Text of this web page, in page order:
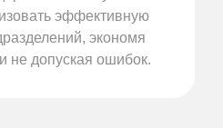
эффективную
экономя
не допуская ошибок.